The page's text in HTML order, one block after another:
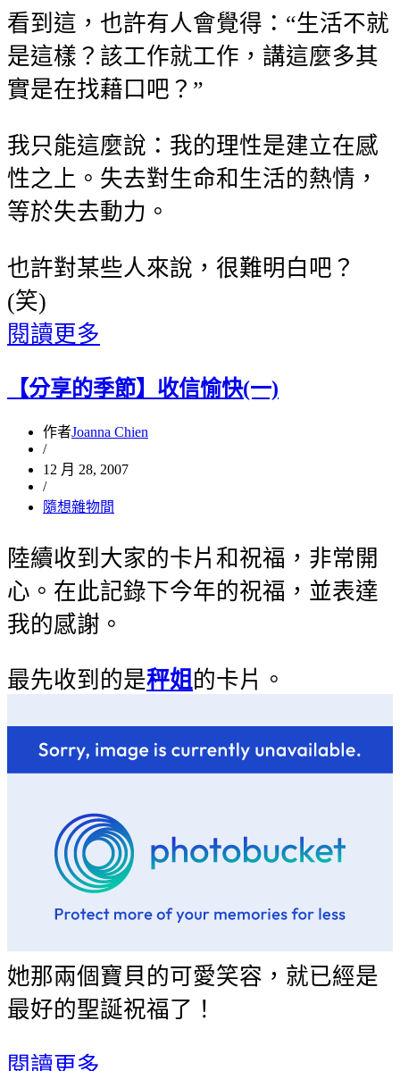
看到這，也許有人會覺得：“生活不就
是這樣？該工作就工作，講這麼多其
實是在找藉口吧？”
我只能這麼說：我的理性是建立在感
性之上。失去對生命和生活的熱情，
等於失去動力。
也許對某些人來說，很難明白吧？
(笑)
閱讀更多
【分享的季節】收信愉快(一)
作者Joanna Chien
/
12 月 28, 2007
/
隨想雜物間
陸續收到大家的卡片和祝福，非常開
心。在此記錄下今年的祝福，並表達
我的感謝。
最先收到的是秤姐的卡片。
她那兩個寶貝的可愛笑容，就已經是
最好的聖誕祝福了！